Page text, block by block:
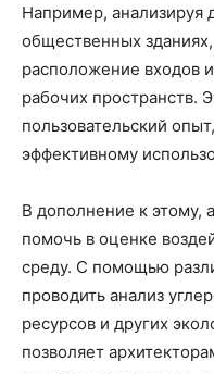
Например,
общественных
расположение входов
рабочих пространств.
пользовательский
эффективному
В дополнение к этому,
помочь в оценке
среду. С помощью
проводить анализ
ресурсов и других
позволяет